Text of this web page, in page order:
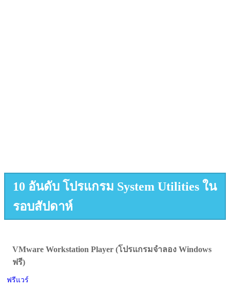
10 อันดับ โปรแกรม System Utilities ใน
รอบสัปดาห์
VMware Workstation Player (โปรแกรมจำลอง Windows
ฟรี)
ฟรีแวร์